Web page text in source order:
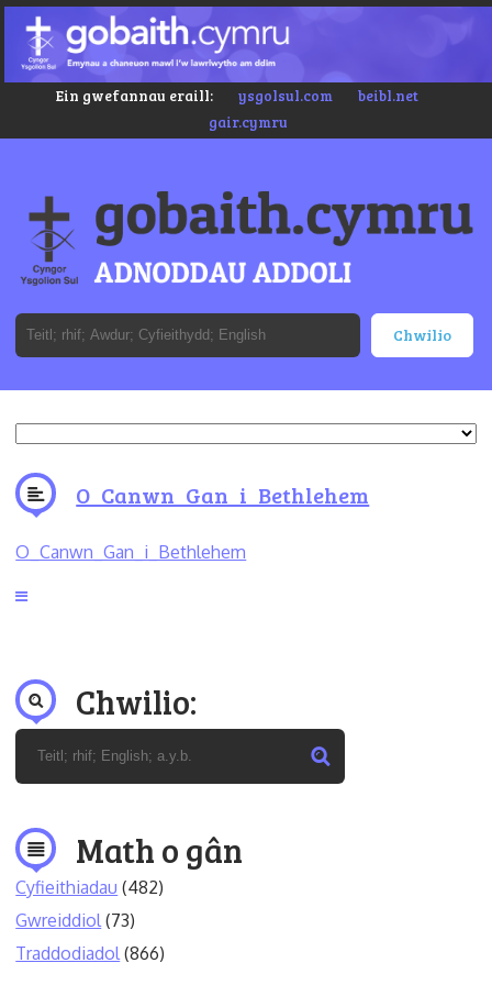
Ein gwefannau eraill: ysgolsul.com
beibl.net
gair.cymru
O_Canwn_Gan_i_Bethlehem
O_Canwn_Gan_i_Bethlehem
Chwilio:
Math o gân
Cyfieithiadau (482)
Gwreiddiol (73)
Traddodiadol (866)